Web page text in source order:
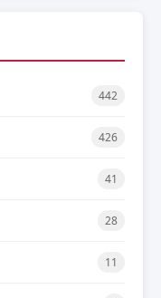
442
426
41
28
11